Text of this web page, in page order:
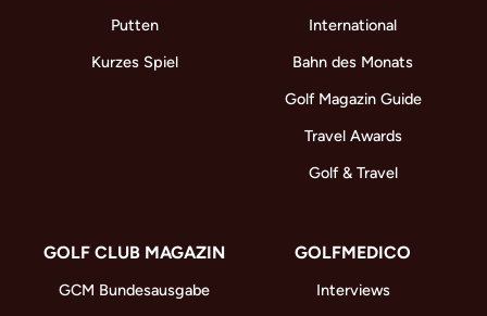
Putten
Kurzes Spiel
International
Bahn des Monats
Golf Magazin Guide
Travel Awards
Golf & Travel
GOLF CLUB MAGAZIN
GCM Bundesausgabe
GOLFMEDICO
Interviews